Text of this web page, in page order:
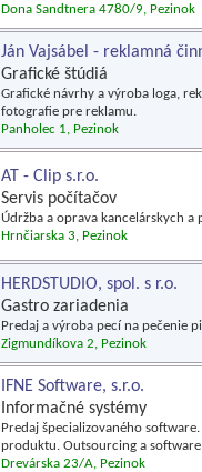
Dona Sandtnera 4780/9, Pezinok
Ján Vajsábel - reklamná
Grafické štúdiá
Grafické návrhy a výroba loga,
fotografie pre reklamu.
Panholec 1, Pezinok
AT - Clip s.r.o.
Servis počítačov
Údržba a oprava kancelárskych
Hrnčiarska 3, Pezinok
HERDSTUDIO, spol. s r.o.
Gastro zariadenia
Predaj a výroba pecí na pečenie
Zigmundíkova 2, Pezinok
IFNE Software, s.r.o.
Informačné systémy
Predaj špecializovaného
produktu. Outsourcing a software
Drevárska 23/A, Pezinok